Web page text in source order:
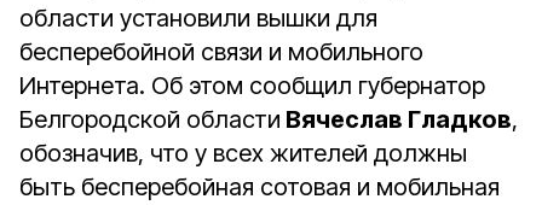
области установили вышки для
бесперебойной связи и мобильного
Интернета. Об этом сообщил губернатор
Белгородской области Вячеслав Гладков,
обозначив, что у всех жителей должны
быть бесперебойная сотовая и мобильная